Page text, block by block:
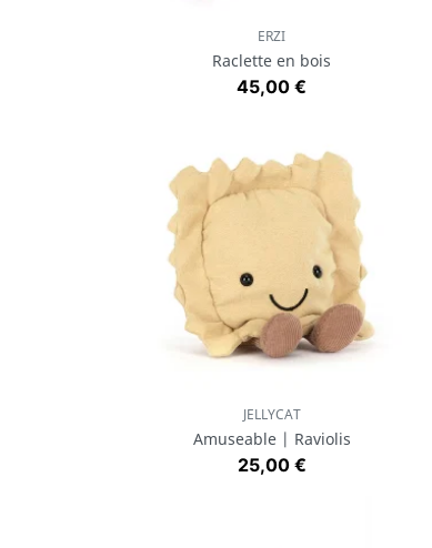
Aperçu rapide
ERZI
Raclette en bois
Prix
45,00 €
Aperçu rapide
JELLYCAT
Amuseable | Raviolis
Prix
25,00 €